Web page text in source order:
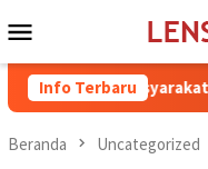
ke
Mobile
Info Terbaru
Sambut
Beranda Uncategorized